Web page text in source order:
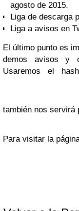
agosto de 2015.
Liga de descarga
Liga a avisos en
El último punto es
demos avisos y
Usaremos el
también nos servirá
Para visitar la